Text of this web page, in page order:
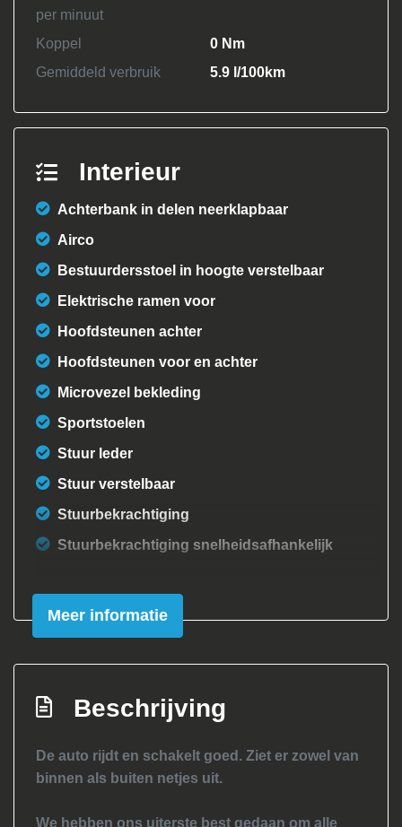
per minuut
Koppel
0 Nm
Gemiddeld verbruik
5.9 l/100km
Interieur
Achterbank in delen neerklapbaar
Airco
Bestuurdersstoel in hoogte verstelbaar
Elektrische ramen voor
Hoofdsteunen achter
Hoofdsteunen voor en achter
Microvezel bekleding
Sportstoelen
Stuur leder
Stuur verstelbaar
Stuurbekrachtiging
Stuurbekrachtiging snelheidsafhankelijk
Achterruitwisser
Bumpers in carrosseriekleur
afstandsbediening
Meer informatie
Beschrijving
De auto rijdt en schakelt goed. Ziet er zowel van
binnen als buiten netjes uit.
We hebben ons uiterste best gedaan om alle